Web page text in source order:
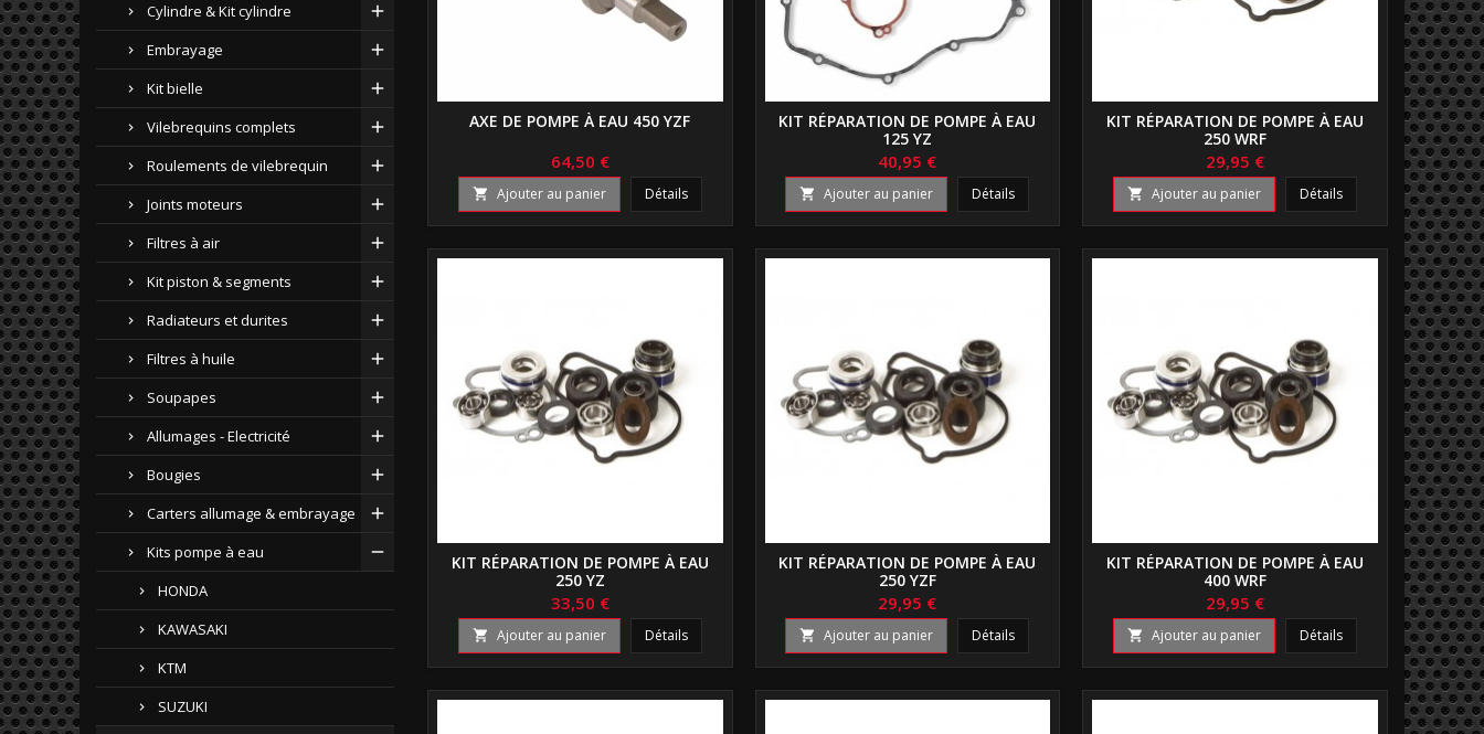
Cylindre & Kit cylindre
Embrayage
Kit bielle
Vilebrequins complets
Roulements de vilebrequin
Joints moteurs
Filtres à air
Kit piston & segments
Radiateurs et durites
Filtres à huile
Soupapes
Allumages - Electricité
Bougies
Carters allumage & embrayage
Kits pompe à eau
HONDA
KAWASAKI
KTM
SUZUKI
AXE DE POMPE À EAU 450 YZF
64,50 €
 Ajouter au panier Détails
KIT RÉPARATION DE POMPE À EAU
125 YZ
40,95 €
 Ajouter au panier Détails
KIT RÉPARATION DE POMPE À EAU
250 WRF
29,95 €
 Ajouter au panier Détails
KIT RÉPARATION DE POMPE À EAU
250 YZ
33,50 €
 Ajouter au panier Détails
KIT RÉPARATION DE POMPE À EAU
250 YZF
29,95 €
 Ajouter au panier Détails
KIT RÉPARATION DE POMPE À EAU
400 WRF
29,95 €
 Ajouter au panier Détails